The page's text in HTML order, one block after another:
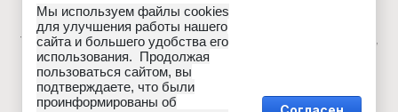
Данные о товарах и услугах, включая цены и
технические характеристики, представленные на сайте,
не являются публичной офертой, определяемой
положениями Статьи 437 (2) ГК РФ, а носят
исключительно информационный характер. Для
получения точной информации о наличии и стоимости
Мы используем файлы cookies
для улучшения работы нашего
сайта и большего удобства его
использования. Продолжая
пользоваться сайтом, вы
подтверждаете, что были
проинформированы об